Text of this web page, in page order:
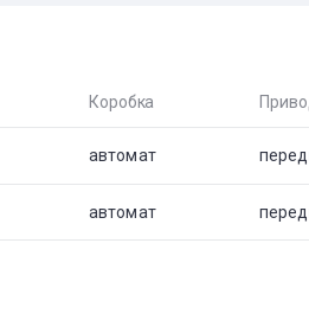
Коробка
автомат
автомат